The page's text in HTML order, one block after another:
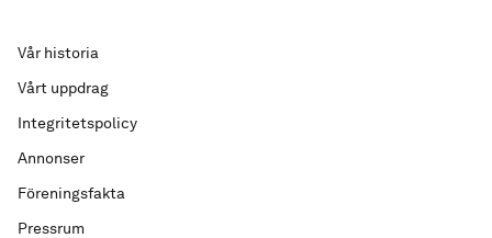
Vår historia
Vårt uppdrag
Integritetspolicy
Annonser
Föreningsfakta
Pressrum